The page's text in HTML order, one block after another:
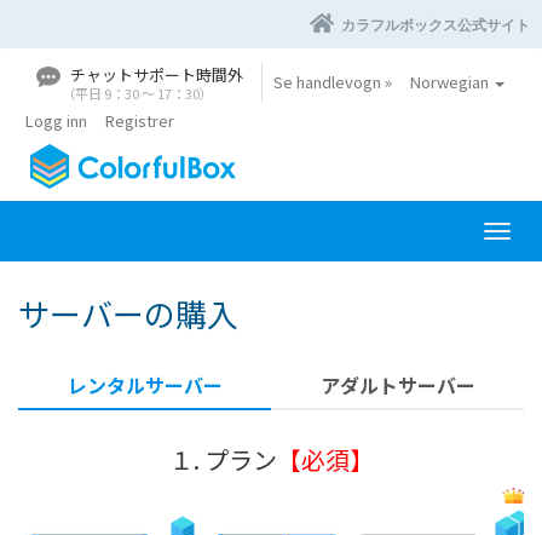
カラフルボックス公式サイト
チャットサポート時間外
（平日 9：30 〜 17：30）
Se handlevogn »
Norwegian
Logg inn
Registrer
B
y
s
j
サーバーの購入
レンタルサーバー アダルトサーバー
１. プラン 【必須】